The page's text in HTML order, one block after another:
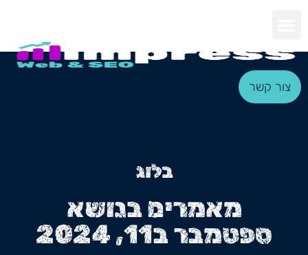
צור קשר
בלוג
מאמרים בנושא
ספטמבר ב11, 2024